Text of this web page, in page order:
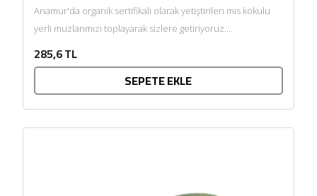
Anamur'da organik sertifikalı olarak yetiştirilen mis kokulu
yerli muzlarımızı toplayarak sizlere getiriyoruz....
285,6 TL
SEPETE EKLE